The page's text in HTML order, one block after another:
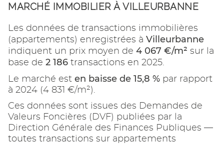
MARCHÉ IMMOBILIER À VILLEURBANNE
Les données de transactions immobilières
(appartements) enregistrées à Villeurbanne
indiquent un prix moyen de 4 067 €/m² sur la
base de 2 186 transactions en 2025.
Le marché est en baisse de 15,8 % par rapport
à 2024 (4 831 €/m²).
Ces données sont issues des Demandes de
Valeurs Foncières (DVF) publiées par la
Direction Générale des Finances Publiques —
toutes transactions sur appartements